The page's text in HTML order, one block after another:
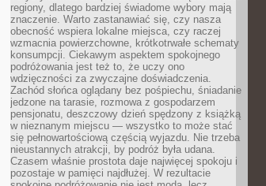
regiony, dlatego bardziej świadome wybory mają
znaczenie. Warto zastanawiać się, czy nasza
obecność wspiera lokalne miejsca, czy raczej
wzmacnia powierzchowne, krótkotrwałe schematy
konsumpcji. Ciekawym aspektem spokojnego
podróżowania jest też to, że uczy ono
wdzięczności za zwyczajne doświadczenia.
Zachód słońca oglądany bez pośpiechu, śniadanie
jedzone na tarasie, rozmowa z gospodarzem
pensjonatu, deszczowy dzień spędzony z książką
w nieznanym miejscu — wszystko to może stać
się pełnowartościową częścią wyjazdu. Nie trzeba
nieustannych atrakcji, by podróż była udana.
Czasem właśnie prostota daje najwięcej spokoju i
pozostaje w pamięci najdłużej. W rezultacie